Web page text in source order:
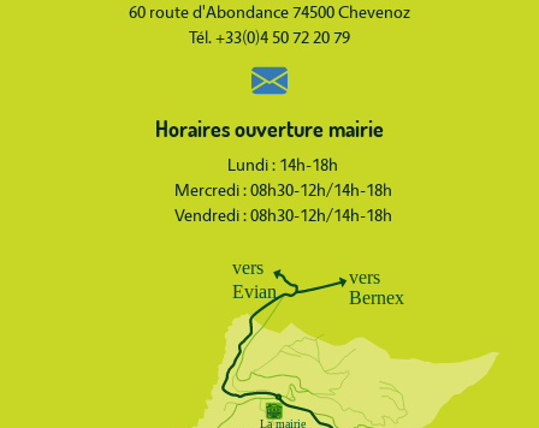
60 route d'Abondance 74500 Chevenoz
Tél. +33(0)4 50 72 20 79
Horaires ouverture mairie
Lundi : 14h-18h
Mercredi : 08h30-12h/14h-18h
Vendredi : 08h30-12h/14h-18h